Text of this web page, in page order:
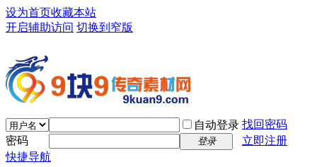
设为首页收藏本站
开启辅助访问 切换到窄版
自动登录 找回密码
密码
登录
立即注册
快捷导航